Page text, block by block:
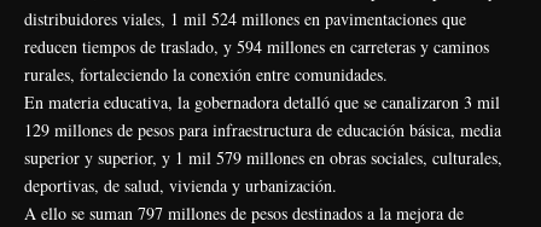
distribuidores viales, 1 mil 524 millones en pavimentaciones que
reducen tiempos de traslado, y 594 millones en carreteras y caminos
rurales, fortaleciendo la conexión entre comunidades.
En materia educativa, la gobernadora detalló que se canalizaron 3 mil
129 millones de pesos para infraestructura de educación básica, media
superior y superior, y 1 mil 579 millones en obras sociales, culturales,
deportivas, de salud, vivienda y urbanización.
A ello se suman 797 millones de pesos destinados a la mejora de